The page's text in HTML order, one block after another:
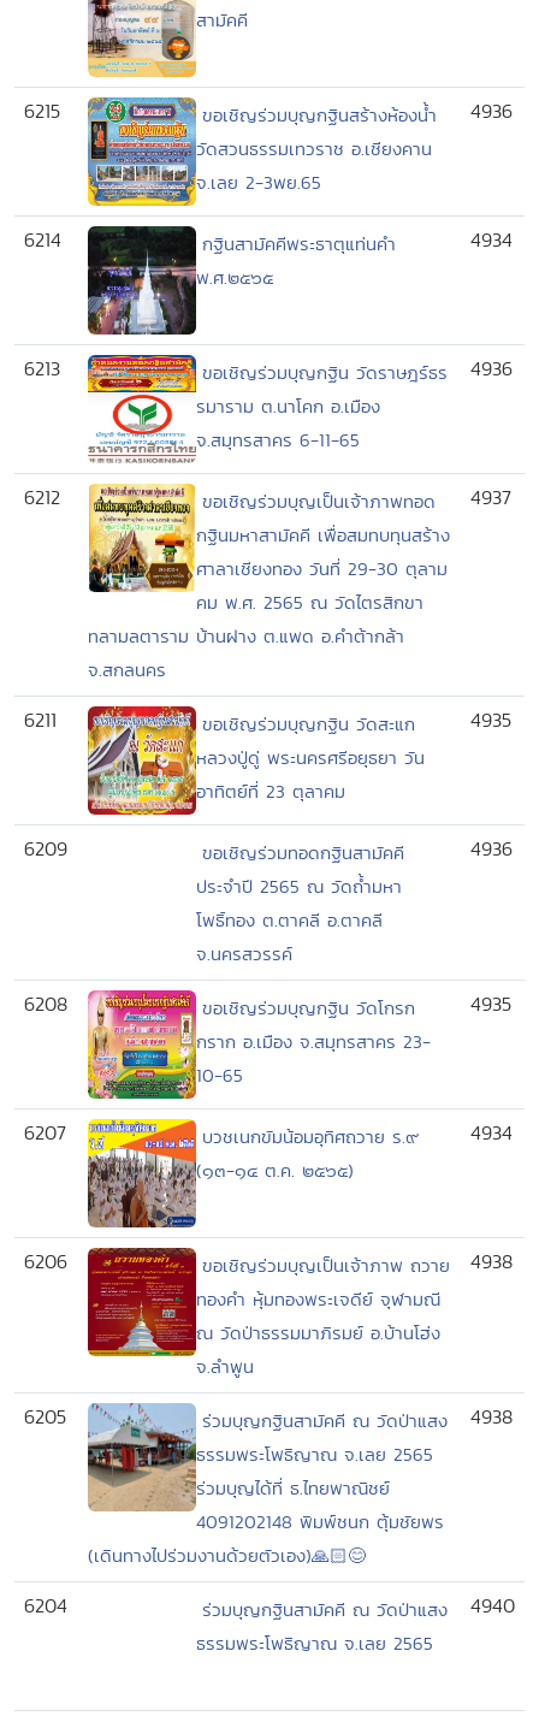
สามัคคี
6215
ขอเชิญร่วมบุญกฐินสร้างห้องน้ำ
วัดสวนธรรมเทวราช อ.เชียงคาน
จ.เลย 2-3พย.65
4936
6214
กฐินสามัคคีพระธาตุแท่นคำ
พ.ศ.๒๕๖๕
4934
6213
ขอเชิญร่วมบุญกฐิน วัดราษฎร์ธร
รมาราม ต.นาโคก อ.เมือง
จ.สมุทรสาคร 6-11-65
4936
6212
ขอเชิญร่วมบุญเป็นเจ้าภาพทอด
กฐินมหาสามัคคี เพื่อสมทบทุนสร้าง
ศาลาเชียงทอง วันที่ 29-30 ตุลาม
คม พ.ศ. 2565 ณ วัดไตรสิกขา
ทลามลตาราม บ้านฝาง ต.แพด อ.คำต้ากล้า
จ.สกลนคร
4937
6211
ขอเชิญร่วมบุญกฐิน วัดสะแก
หลวงปู่ดู่ พระนครศรีอยุธยา วัน
อาทิตย์ที่ 23 ตุลาคม
4935
6209
ขอเชิญร่วมทอดกฐินสามัคคี
ประจำปี 2565 ณ วัดถ้ำมหา
โพธิ์ทอง ต.ตาคลี อ.ตาคลี
จ.นครสวรรค์
4936
6208
ขอเชิญร่วมบุญกฐิน วัดโกรก
กราก อ.เมือง จ.สมุทรสาคร 23-
10-65
4935
6207
บวชเนกขัมน้อมอุทิศถวาย ร.๙
(๑๓-๑๔ ต.ค. ๒๕๖๕)
4934
6206
ขอเชิญร่วมบุญเป็นเจ้าภาพ ถวาย
ทองคำ หุ้มทองพระเจดีย์ จุฬามณี
ณ วัดป่าธรรมมาภิรมย์ อ.บ้านโฮ่ง
จ.ลำพูน
4938
6205
ร่วมบุญกฐินสามัคคี ณ วัดป่าแสง
ธรรมพระโพธิญาณ จ.เลย 2565
ร่วมบุญได้ที่ ธ.ไทยพาณิชย์
4091202148 พิมพ์ชนก ตุ้มชัยพร
(เดินทางไปร่วมงานด้วยตัวเอง)🙏🏻😊
4938
6204
ร่วมบุญกฐินสามัคคี ณ วัดป่าแสง
ธรรมพระโพธิญาณ จ.เลย 2565
4940